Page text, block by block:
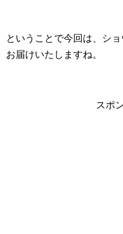
ということで今回は、シ
お届けいたしますね。
スポ